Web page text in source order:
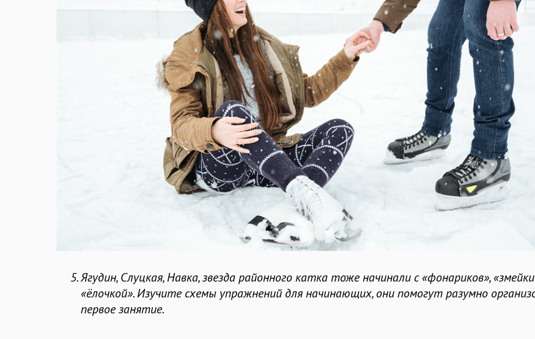
Ягудин, Слуцкая, Навка, звезда районного катка тоже начинали с «фонариков»,
«ёлочкой». Изучите схемы упражнений для начинающих, они помогут разумно
первое занятие.